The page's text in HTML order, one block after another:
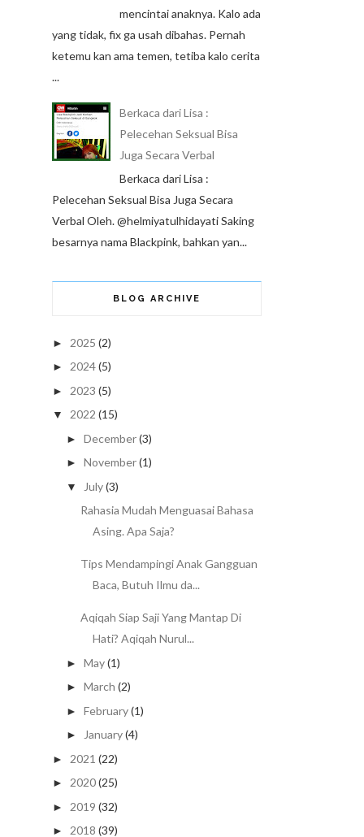
mencintai anaknya. Kalo ada
yang tidak, fix ga usah dibahas. Pernah
ketemu kan ama temen, tetiba kalo cerita
...
Berkaca dari Lisa :
Pelecehan Seksual Bisa
Juga Secara Verbal
Berkaca dari Lisa :
Pelecehan Seksual Bisa Juga Secara
Verbal Oleh. @helmiyatulhidayati Saking
besarnya nama Blackpink, bahkan yan...
BLOG ARCHIVE
► 2025 (2)
► 2024(5)
► 2023 (5)
▼ 2022 (15)
► December(3)
► November(1)
▼ July(3)
Rahasia Mudah Menguasai Bahasa
Asing. Apa Saja?
Tips Mendampingi Anak Gangguan
Baca, Butuh Ilmu da...
Aqiqah Siap Saji Yang Mantap Di
Hati? Aqiqah Nurul...
► May(1)
► March (2)
► February(1)
► January(4)
► 2021 (22)
► 2020(25)
► 2019 (32)
► 2018 (39)